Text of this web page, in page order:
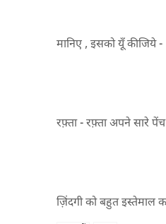
मानिए , इसको यूँ कीजिये -
रफ़्ता - रफ़्ता अपने सारे
ज़िंदगी को बहुत इस्तेमाल